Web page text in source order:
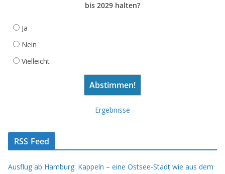
bis 2029 halten?
Ja
Nein
Vielleicht
Ergebnisse
RSS Feed
Ausflug ab Hamburg: Kappeln – eine Ostsee-Stadt wie aus dem